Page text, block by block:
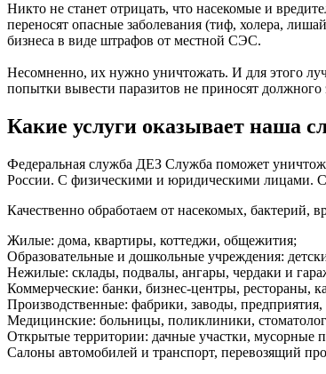
Никто не станет отрицать, что насекомые и
переносят опасные заболевания (тиф, холера,
бизнеса в виде штрафов от местной СЭС.
Несомненно, их нужно уничтожать. И для этого
попытки вывести паразитов не приносят
Какие услуги оказывает наша
Федеральная служба ДЕЗ Служба поможет
России. С физическими и юридическими
Качественно обработаем от насекомых, бактерий,
Жилые: дома, квартиры, коттеджи, общежития;
Образовательные и дошкольные учреждения:
Нежилые: склады, подвалы, ангары, чердаки и
Коммерческие: банки, бизнес-центры, рестораны,
Производственные: фабрики, заводы, предприятия,
Медицинские: больницы, поликлиники,
Открытые территории: дачные участки, мусорные
Салоны автомобилей и транспорт, перевозящий